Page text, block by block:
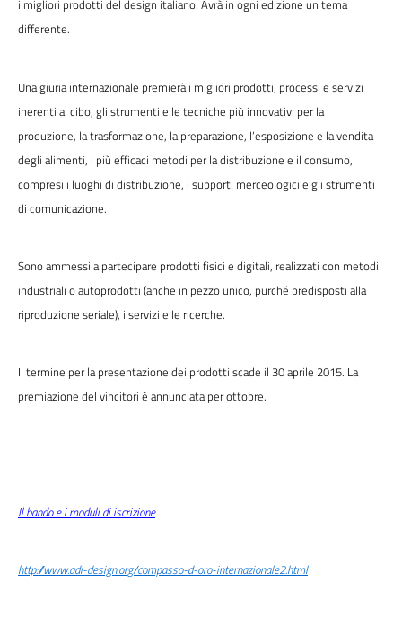
i migliori prodotti del design italiano. Avrà in ogni edizione un tema
differente.
Una giuria internazionale premierà i migliori prodotti, processi e servizi
inerenti al cibo, gli strumenti e le tecniche più innovativi per la
produzione, la trasformazione, la preparazione, l’esposizione e la vendita
degli alimenti, i più efficaci metodi per la distribuzione e il consumo,
compresi i luoghi di distribuzione, i supporti merceologici e gli strumenti
di comunicazione.
Sono ammessi a partecipare prodotti fisici e digitali, realizzati con metodi
industriali o autoprodotti (anche in pezzo unico, purché predisposti alla
riproduzione seriale), i servizi e le ricerche.
Il termine per la presentazione dei prodotti scade il 30 aprile 2015. La
premiazione del vincitori è annunciata per ottobre.
Il bando e i moduli di iscrizione
http://www.adi-design.org/compasso-d-oro-internazionale2.html